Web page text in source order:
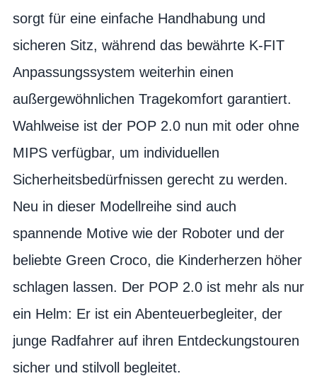
sorgt für eine einfache Handhabung und
sicheren Sitz, während das bewährte K-FIT
Anpassungssystem weiterhin einen
außergewöhnlichen Tragekomfort garantiert.
Wahlweise ist der POP 2.0 nun mit oder ohne
MIPS verfügbar, um individuellen
Sicherheitsbedürfnissen gerecht zu werden.
Neu in dieser Modellreihe sind auch
spannende Motive wie der Roboter und der
beliebte Green Croco, die Kinderherzen höher
schlagen lassen. Der POP 2.0 ist mehr als nur
ein Helm: Er ist ein Abenteuerbegleiter, der
junge Radfahrer auf ihren Entdeckungstouren
sicher und stilvoll begleitet.